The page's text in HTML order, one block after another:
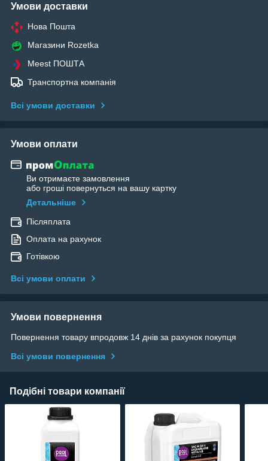
Умови доставки
Нова Пошта
Магазини Rozetka
Meest ПОШТА
Транспортна компанія
Всі умови доставки
Умови оплати
Ви отримаєте замовлення
або гроші повернуться на вашу картку
Детальніше
Післяплата
Оплата на рахунок
Готівкою
Всі умови оплати
Умови повернення
Повернення товару впродовж 14 днів за рахунок покупця
Всі умови повернення
Подібні товари компанії